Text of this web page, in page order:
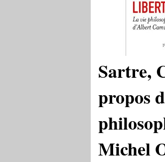
Sartre,
propos
Michel